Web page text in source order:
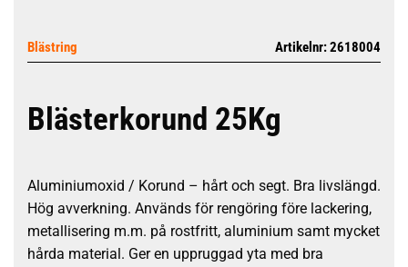
Blästring Artikelnr: 2618004
Blästerkorund 25Kg
Aluminiumoxid / Korund – hårt och segt. Bra livslängd.
Hög avverkning. Används för rengöring före lackering,
metallisering m.m. på rostfritt, aluminium samt mycket
hårda material. Ger en uppruggad yta med bra